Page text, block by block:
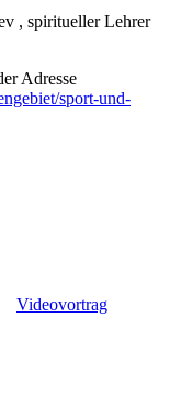
, spiritueller Lehrer
Adresse
sport-und-
Videovortrag